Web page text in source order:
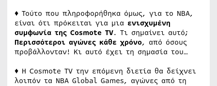
♦ Τούτο που πληροφορήθηκα όμως, για το ΝΒΑ,
είναι ότι πρόκειται για μια ενισχυμένη
συμφωνία της Cosmote TV. Τι σημαίνει αυτό;
Περισσότεροι αγώνες κάθε χρόνο, από όσους
προβάλλονταν! Κι αυτό έχει τη σημασία του…
♦ Η Cosmote TV την επόμενη διετία θα δείχνει
λοιπόν τα NBA Global Games, αγώνες από τη